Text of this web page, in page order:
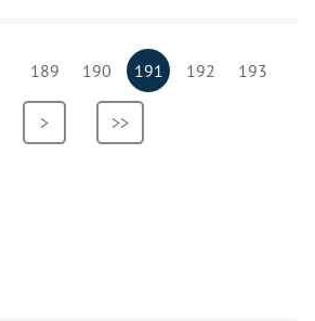
Страница
189 Страница
190
Текущая
страница
191 Страница
192 Страница
193
Следующая
>
Последняя
>>